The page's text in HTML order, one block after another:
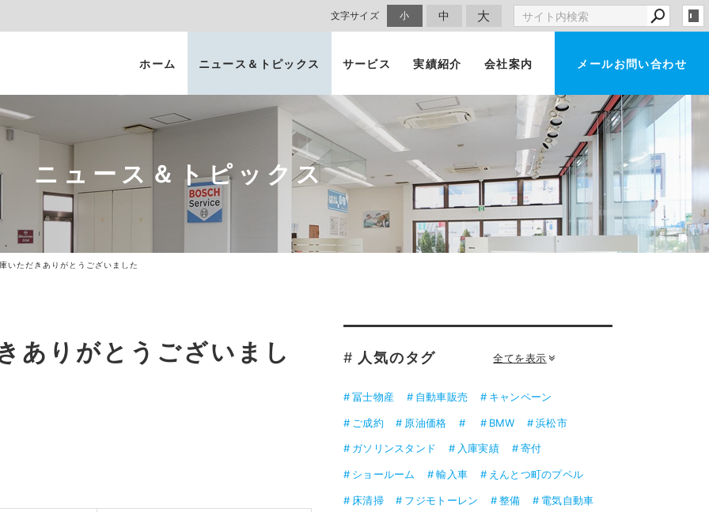
文字サイズ 小 中 大
ホーム ニュース＆トピックス サービス 実績紹介 会社案内 メールお問い合わせ
ニュース＆トピックス
いただきありがとうございました
りがとうございまし # 人気のタグ 全てを表示
冨士物産 自動車販売 キャンペーン
ご成約 原油価格 BMW 浜松市
ガソリンスタンド 入庫実績 寄付
ショールーム 輸入車 えんとつ町のプペル
床清掃 フジモトーレン 整備 電気自動車